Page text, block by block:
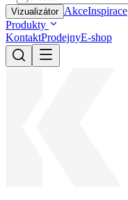
Vizualizátor AkceInspirace
Produkty
KontaktProdejnyE-shop